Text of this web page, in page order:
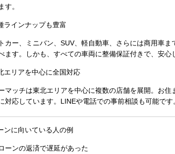
す。
ラインナップも豊富
カー、ミニバン、SUV、軽自動車、さらには商用車ま
ます。しかも、すべての車両に整備保証付きで、安心
エリアを中心に全国対応
マッチは東北エリアを中心に複数の店舗を展開。お住
対応しています。LINEや電話での事前相談も可能です
ンに向いている人の例
ーンの返済で遅延があった